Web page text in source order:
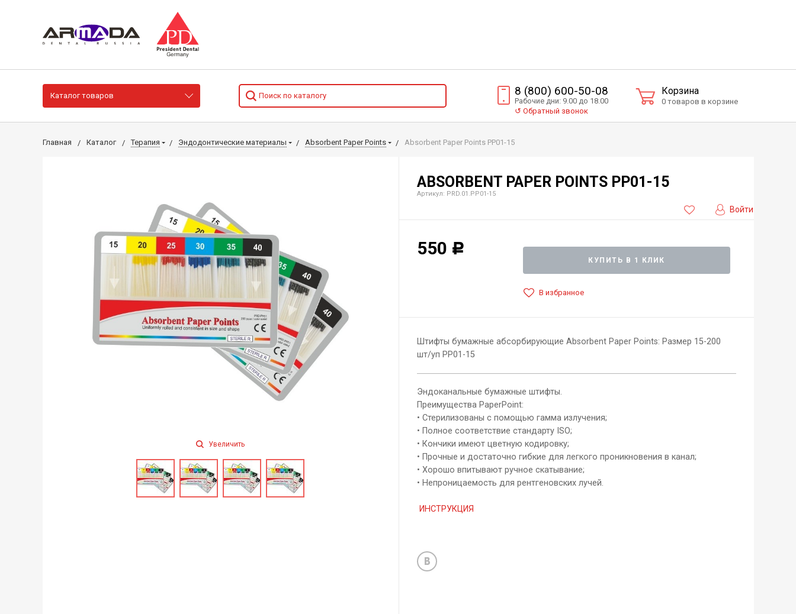
Войти
Каталог товаров 8 (800) 600-50-08
Рабочие дни: 9.00 до 18.00
↺ Обратный звонок
Корзина
0 товаров в корзине
Главная Каталог Терапия Эндодонтические материалы Absorbent Paper Points Absorbent Paper Points PP01-15
Увеличить
ABSORBENT PAPER POINTS PP01-15
Артикул: PRD.01.РP01-15
550 Р
КУПИТЬ В 1 КЛИК
В избранное
Штифты бумажные абсорбирующие Absorbent Paper Points: Размер 15-200
шт/уп РР01-15
Эндоканальные бумажные штифты.
Преимущества PaperPoint:
• Стерилизованы с помощью гамма излучения;
• Полное соответствие стандарту ISO;
• Кончики имеют цветную кодировку;
• Прочные и достаточно гибкие для легкого проникновения в канал;
• Хорошо впитывают ручное скатывание;
• Непроницаемость для рентгеновских лучей.
ИНСТРУКЦИЯ